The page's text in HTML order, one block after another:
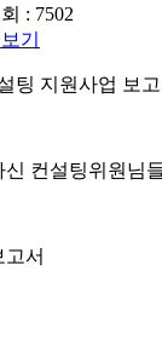
: 7502
기
팅 지원사업 보
컨설팅위원님
서